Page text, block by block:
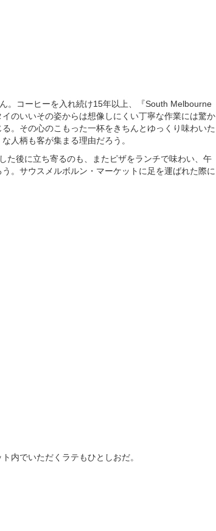
。コーヒーを入れ続け15年以上、『South Melbourne
のいいその姿からは想像しにくい丁寧な作業には驚か
。その心のこもった一杯をきちんとゆっくり味わいた
人柄も客が集まる理由だろう。
た後に立ち寄るのも、またピザをランチで味わい、午
。サウスメルボルン・マーケットに足を運ばれた際に
内でいただくラテもひとしおだ。